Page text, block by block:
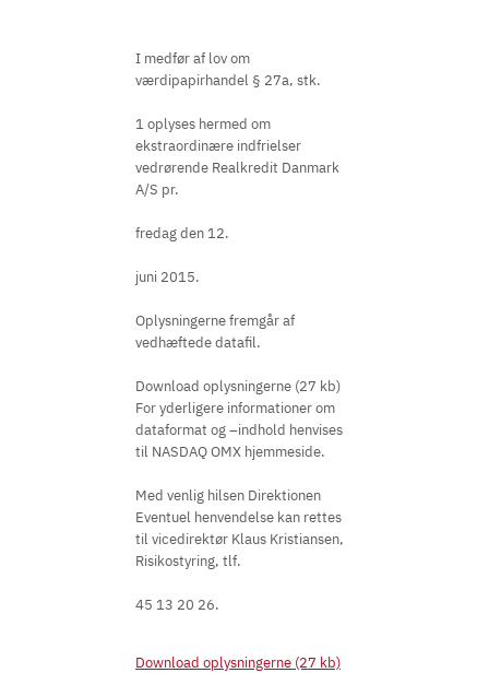
I medfør af lov om
værdipapirhandel § 27a, stk.
1 oplyses hermed om
ekstraordinære indfrielser
vedrørende Realkredit Danmark
A/S pr.
fredag den 12.
juni 2015.
Oplysningerne fremgår af
vedhæftede datafil.
Download oplysningerne (27 kb)
For yderligere informationer om
dataformat og –indhold henvises
til NASDAQ OMX hjemmeside.
Med venlig hilsen Direktionen
Eventuel henvendelse kan rettes
til vicedirektør Klaus Kristiansen,
Risikostyring, tlf.
45 13 20 26.
Download oplysningerne (27 kb)